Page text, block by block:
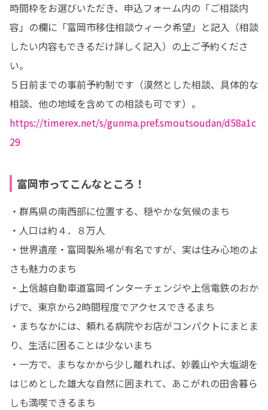
時間枠をお選びいただき、申込フォーム内の「ご相談内
容」の欄に「富岡市移住相談ウィーク希望」と記入（相談
したい内容もできるだけ詳しく記入）の上ご予約くださ
い。
５日前までの事前予約制です（漠然とした相談、具体的な
https://timerex.net/s/gunma.pref.smoutsoudan/d58a1c
29
富岡市ってこんなところ！
・群馬県の南西部に位置する、穏やかな気候のまち
・人口は約４．８万人
・世界遺産・富岡製糸場が有名ですが、実は住み心地のよ
さも魅力のまち
・上信越自動車道富岡インターチェンジや上信電鉄のおか
げで、東京から2時間程度でアクセスできるまち
・まちなかには、頼れる病院やお店がコンパクトにまとま
り、生活に困ることは少ないまち
・一方で、まちなかから少し離れれば、妙義山や大塩湖を
はじめとした雄大な自然に囲まれて、あこがれの田舎暮ら
しも満喫できるまち